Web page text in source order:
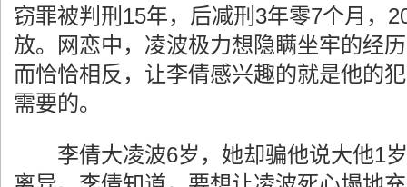
窃罪被判刑15年，后减刑3年零7个月，
放。网恋中，凌波极力想隐瞒坐牢的经
而恰恰相反，让李倩感兴趣的就是他的
需要的。
李倩大凌波6岁，她却骗他说大他1岁